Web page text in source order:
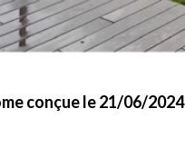
conçue le 21/06/2024